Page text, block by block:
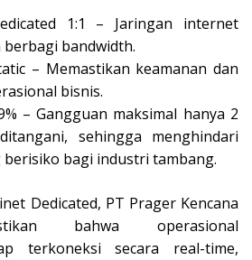
1:1 – Jaringan internet
bandwidth.
– Memastikan keamanan dan
bisnis.
– Gangguan maksimal hanya 2
sehingga menghindari
bagi industri tambang.
Dedicated, PT Prager Kencana
bahwa operasional
terkoneksi secara real-time,